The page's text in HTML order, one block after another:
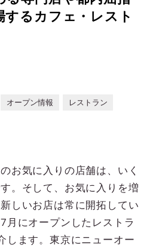
るカフェ・レスト
オープン情報
レストラン
お気に入りの店舗は、いく
。そして、お気に入りを増
しいお店は常に開拓してい
月にオープンしたレストラ
します。東京にニューオー